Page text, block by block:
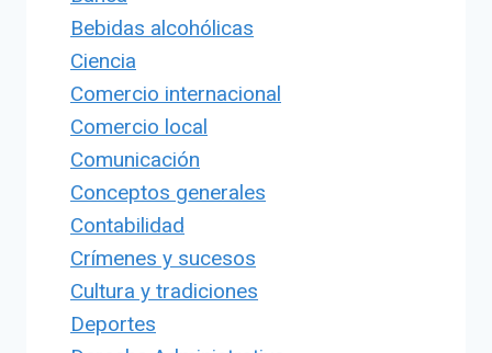
Bebidas alcohólicas
Ciencia
Comercio internacional
Comercio local
Comunicación
Conceptos generales
Contabilidad
Crímenes y sucesos
Cultura y tradiciones
Deportes